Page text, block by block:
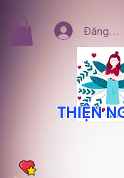
THIỆN
Đăng